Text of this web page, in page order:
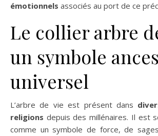
émotionnels associés au port de ce
Le collier arbre
un symbole
universel
L’arbre de vie est présent dans
religions depuis des millénaires. Il est
comme un symbole de force, de